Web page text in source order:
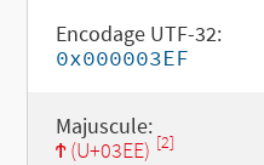
Encodage UTF-32:
0x000003EF
Majuscule:
Ϯ (U+03EE) [2]